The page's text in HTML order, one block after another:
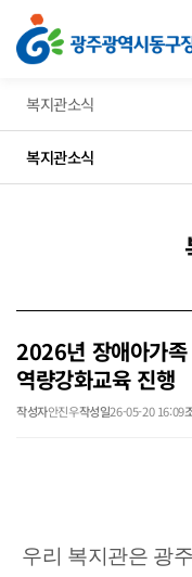
2026년 장애아가족 양육지원사업
복지관소식
복지관소식
2026년 장애아가족
역량강화교육 진행
작성자안진우작성일26-05-20 16:09
우리 복지관은 광